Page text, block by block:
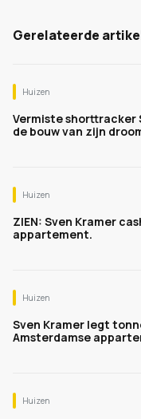
Gerelateerde
Huizen
Vermiste shorttracker
de bouw van zijn
Huizen
ZIEN: Sven Kramer
appartement.
Huizen
Sven Kramer legt
Amsterdamse
Huizen